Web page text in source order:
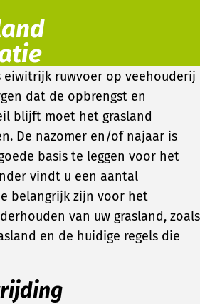
eiwitrijk ruwvoer op veehouderij
dat de opbrengst en
blijft moet het grasland
De nazomer en/of najaar is
basis te leggen voor het
vindt u een aantal
belangrijk zijn voor het
van uw grasland, zoals
en de huidige regels die